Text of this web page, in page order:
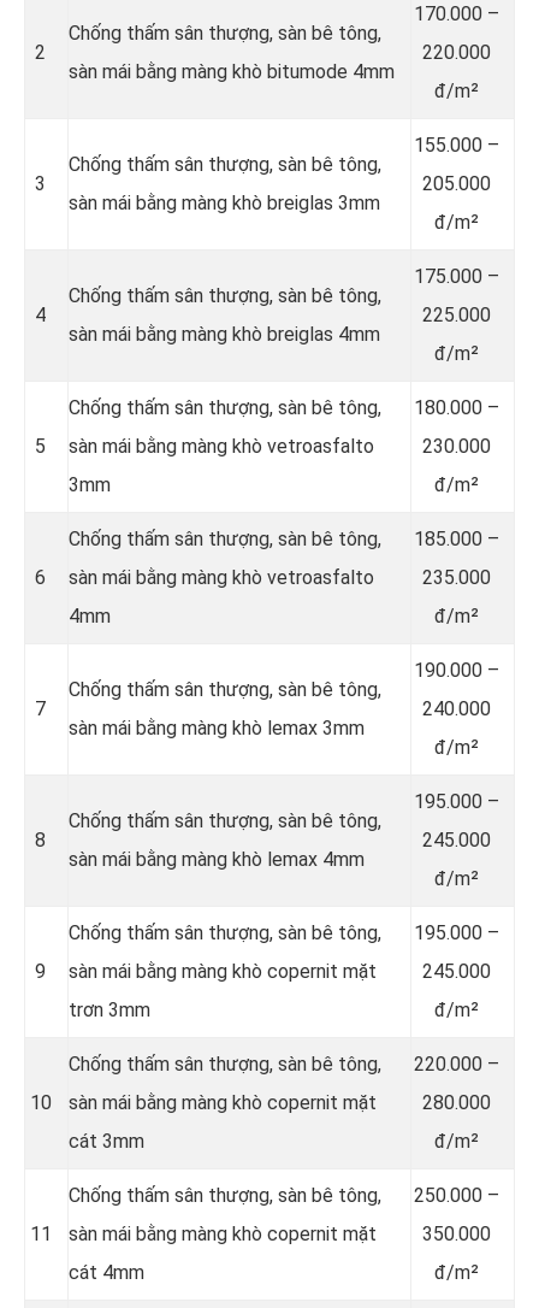
2
Chống thấm sân thượng, sàn bê tông,
sàn mái bằng màng khò bitumode 4mm
170.000 –
220.000
đ/m²
3
Chống thấm sân thượng, sàn bê tông,
sàn mái bằng màng khò breiglas 3mm
155.000 –
205.000
đ/m²
4
Chống thấm sân thượng, sàn bê tông,
sàn mái bằng màng khò breiglas 4mm
175.000 –
225.000
đ/m²
5
Chống thấm sân thượng, sàn bê tông,
sàn mái bằng màng khò vetroasfalto
3mm
180.000 –
230.000
đ/m²
6
Chống thấm sân thượng, sàn bê tông,
sàn mái bằng màng khò vetroasfalto
4mm
185.000 –
235.000
đ/m²
7
Chống thấm sân thượng, sàn bê tông,
sàn mái bằng màng khò lemax 3mm
190.000 –
240.000
đ/m²
8
Chống thấm sân thượng, sàn bê tông,
sàn mái bằng màng khò lemax 4mm
195.000 –
245.000
đ/m²
9
Chống thấm sân thượng, sàn bê tông,
sàn mái bằng màng khò copernit mặt
trơn 3mm
195.000 –
245.000
đ/m²
10
Chống thấm sân thượng, sàn bê tông,
sàn mái bằng màng khò copernit mặt
cát 3mm
220.000 –
280.000
đ/m²
11
Chống thấm sân thượng, sàn bê tông,
sàn mái bằng màng khò copernit mặt
cát 4mm
250.000 –
350.000
đ/m²